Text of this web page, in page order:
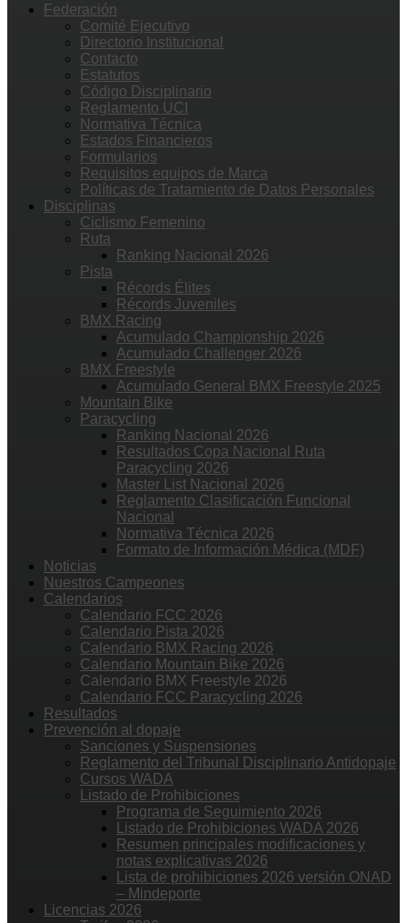
Federación
Comité Ejecutivo
Directorio Institucional
Contacto
Estatutos
Código Disciplinario
Reglamento UCI
Normativa Técnica
Estados Financieros
Formularios
Requisitos equipos de Marca
Políticas de Tratamiento de Datos Personales
Disciplinas
Ciclismo Femenino
Ruta
Ranking Nacional 2026
Pista
Récords Élites
Récords Juveniles
BMX Racing
Acumulado Championship 2026
Acumulado Challenger 2026
BMX Freestyle
Acumulado General BMX Freestyle 2025
Mountain Bike
Paracycling
Ranking Nacional 2026
Resultados Copa Nacional Ruta
Paracycling 2026
Master List Nacional 2026
Reglamento Clasificación Funcional
Nacional
Normativa Técnica 2026
Formato de Información Médica (MDF)
Noticias
Nuestros Campeones
Calendarios
Calendario FCC 2026
Calendario Pista 2026
Calendario BMX Racing 2026
Calendario Mountain Bike 2026
Calendario BMX Freestyle 2026
Calendario FCC Paracycling 2026
Resultados
Prevención al dopaje
Sanciones y Suspensiones
Reglamento del Tribunal Disciplinario Antidopaje
Cursos WADA
Listado de Prohibiciones
Programa de Seguimiento 2026
Listado de Prohibiciones WADA 2026
Resumen principales modificaciones y
notas explicativas 2026
Lista de prohibiciones 2026 versión ONAD
– Mindeporte
Licencias 2026